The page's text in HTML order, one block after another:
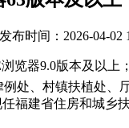
布时间：2026-04-02
器9.0版本及以上；
处、村镇扶植处、
福建省住房和城乡